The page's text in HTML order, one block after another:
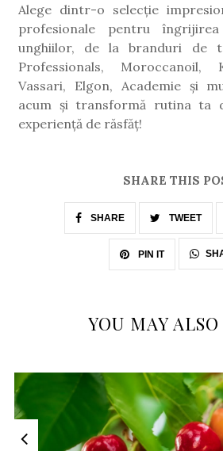
Alege dintr-o selecție
profesionale pentru
unghiilor, de la branduri de
Professionals, Moroccanoil,
Vassari, Elgon, Academie și
acum și transformă rutina ta
experiență de răsfăț!
SHARE THIS
SHARE TWEET
PIN IT
YOU MAY